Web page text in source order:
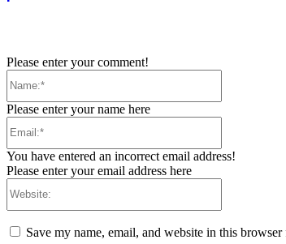
Please enter your comment!
Please enter your name here
You have entered an incorrect email address!
Please enter your email address here
Save my name, email, and website in this